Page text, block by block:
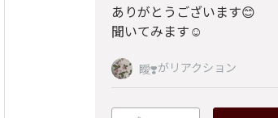
ありがとうございます😊
聞いてみます☺️
瞹❣️がリアクション